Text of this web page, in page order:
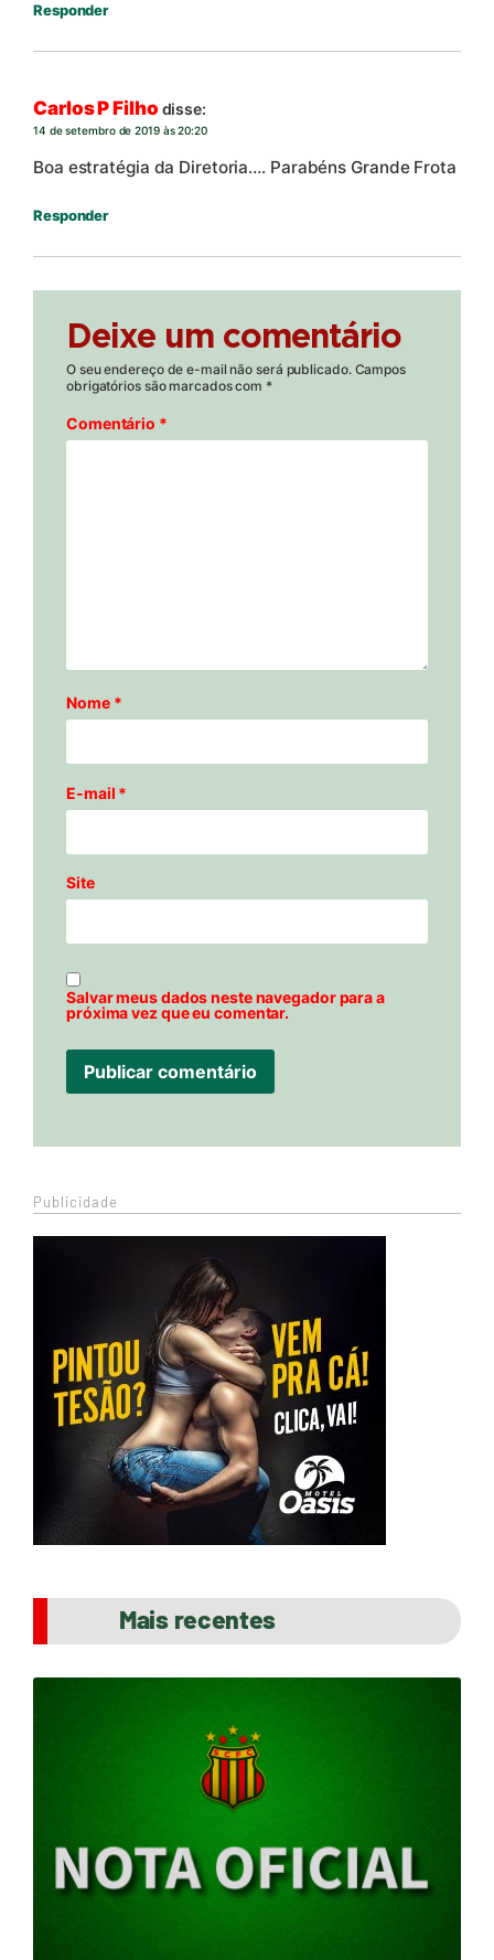
Responder
Carlos P Filho disse:
14 de setembro de 2019 às 20:20
Boa estratégia da Diretoria…. Parabéns Grande Frota
Responder
Deixe um comentário
O seu endereço de e-mail não será publicado. Campos
obrigatórios são marcados com *
Comentário *
Nome *
E-mail *
Site
Salvar meus dados neste navegador para a
próxima vez que eu comentar.
Publicidade
Mais recentes